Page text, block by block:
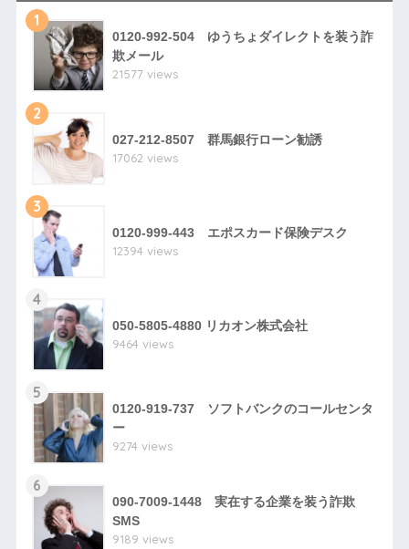
1
0120-992-504 ゆうちょダイレクトを装う詐
欺メール
21577 views
2
027-212-8507 群馬銀行ローン勧誘
17062 views
3
0120-999-443 エポスカード保険デスク
12394 views
4
050-5805-4880 リカオン株式会社
9464 views
5
0120-919-737 ソフトバンクのコールセンタ
ー
9274 views
6
090-7009-1448 実在する企業を装う詐欺
SMS
9189 views